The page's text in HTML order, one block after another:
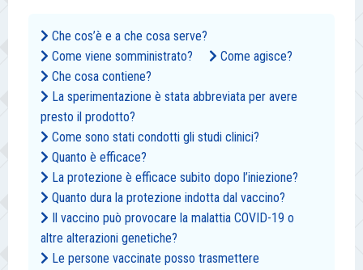
Che cos’è e a che cosa serve?
Come viene somministrato?
Come agisce?
Che cosa contiene?
La sperimentazione è stata abbreviata per avere
presto il prodotto?
Come sono stati condotti gli studi clinici?
Quanto è efficace?
La protezione è efficace subito dopo l’iniezione?
Quanto dura la protezione indotta dal vaccino?
Il vaccino può provocare la malattia COVID-19 o
altre alterazioni genetiche?
Le persone vaccinate posso trasmettere